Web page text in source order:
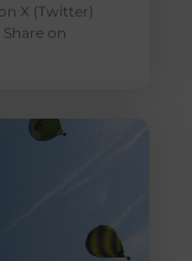
X (Twitter)
on